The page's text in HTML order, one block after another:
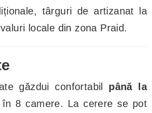
târguri de artizanat la
locale din zona Praid.
găzdui confortabil până la
8 camere. La cerere se pot